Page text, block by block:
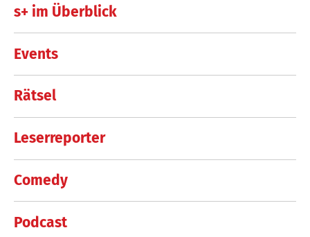
s+ im Überblick
Events
Rätsel
Leserreporter
Comedy
Podcast